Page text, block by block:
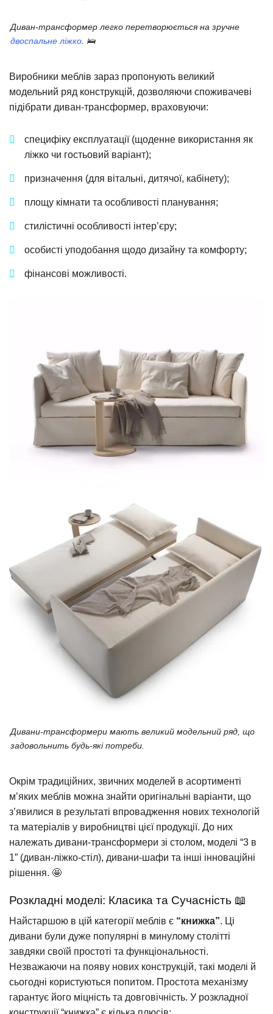
Диван-трансформер легко перетворюється на зручне
двоспальне ліжко. 🛌
Виробники меблів зараз пропонують великий
модельний ряд конструкцій, дозволяючи споживачеві
підібрати диван-трансформер, враховуючи:
специфіку експлуатації (щоденне використання як
ліжко чи гостьовий варіант);
призначення (для вітальні, дитячої, кабінету);
площу кімнати та особливості планування;
стилістичні особливості інтер’єру;
особисті уподобання щодо дизайну та комфорту;
фінансові можливості.
Дивани-трансформери мають великий модельний ряд, що
задовольнить будь-які потреби.
Окрім традиційних, звичних моделей в асортименті
м’яких меблів можна знайти оригінальні варіанти, що
з’явилися в результаті впровадження нових технологій
та матеріалів у виробництві цієї продукції. До них
належать дивани-трансформери зі столом, моделі “3 в
1” (диван-ліжко-стіл), дивани-шафи та інші інноваційні
рішення. 🤩
Розкладні моделі: Класика та Сучасність 📖
Найстаршою в цій категорії меблів є “книжка”. Ці
дивани були дуже популярні в минулому столітті
завдяки своїй простоті та функціональності.
Незважаючи на появу нових конструкцій, такі моделі й
сьогодні користуються попитом. Простота механізму
гарантує його міцність та довговічність. У розкладної